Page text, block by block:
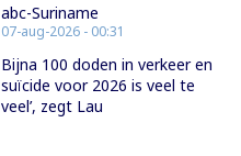
abc-Suriname
07-aug-2026 - 00:31
Bijna 100 doden in verkeer en
suïcide voor 2026 is veel te
veel’, zegt Lau